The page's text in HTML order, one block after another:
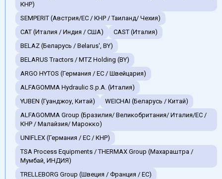
КНР)
SEMPERIT (Австрия/ЕС / КНР / Таиланд/ Чехия)
CAT (Италия / Индия / США)
CAST (Италия)
BELAZ (Беларусь / Belarus', BY)
BELARUS Tractors / MTZ Holding (BY)
ARGO HYTOS (Германия / EC / Швейцария)
ALFAGOMMA Hydraulic S.p.A. (Италия)
YUBEN (Гуанджоу, Китай)
WEICHAI (Беларусь / Китай)
ALFAGOMMA Group (Бразилия/ Великобритания/ Италия/ЕС /
КНР / Малайзия/ Марокко)
UNIFLEX (Германия / EC / КНР)
TSA Process Equipments / THERMAX Group (Махараштра /
Мумбай, ИНДИЯ)
TRELLEBORG Group (Швеция / Франция / ЕС)